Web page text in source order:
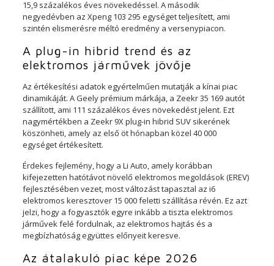
15,9 százalékos éves növekedéssel. A második
negyedévben az Xpeng 103 295 egységet teljesített, ami
szintén elismerésre méltó eredmény a versenypiacon.
A plug-in hibrid trend és az
elektromos járművek jövője
Az értékesítési adatok egyértelműen mutatják a kínai piac
dinamikáját. A Geely prémium márkája, a Zeekr 35 169 autót
szállított, ami 111 százalékos éves növekedést jelent. Ezt
nagymértékben a Zeekr 9X plug-in hibrid SUV sikerének
köszönheti, amely az első öt hónapban közel 40 000
egységet értékesített.
Érdekes fejlemény, hogy a Li Auto, amely korábban
kifejezetten hatótávot növelő elektromos megoldások (EREV)
fejlesztésében vezet, most változást tapasztal az i6
elektromos keresztover 15 000 feletti szállítása révén. Ez azt
jelzi, hogy a fogyasztók egyre inkább a tiszta elektromos
járművek felé fordulnak, az elektromos hajtás és a
megbízhatóság együttes előnyeit keresve.
Az átalakuló piac képe 2026